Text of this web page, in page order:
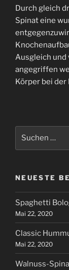
Durch gleich
Spinat eine
Ausgleich und
angegriffen
Körper bei
NEUESTE
Spaghetti
Mai 22, 2020
Classic
Mai 22, 2020
Walnuss-